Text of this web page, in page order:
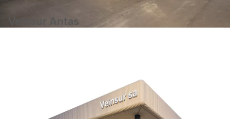
Veinsur Antas